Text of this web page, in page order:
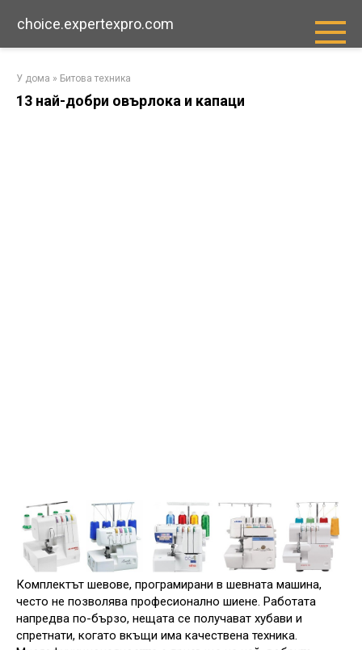
къмchoice.expertexpro.com
У дома » Битова техника
13 най-добри овърлока и капаци
Комплектът шевове, програмирани в шевната машина,
често не позволява професионално шиене. Работата
напредва по-бързо, нещата се получават хубави и
спретнати, когато вкъщи има качествена техника.